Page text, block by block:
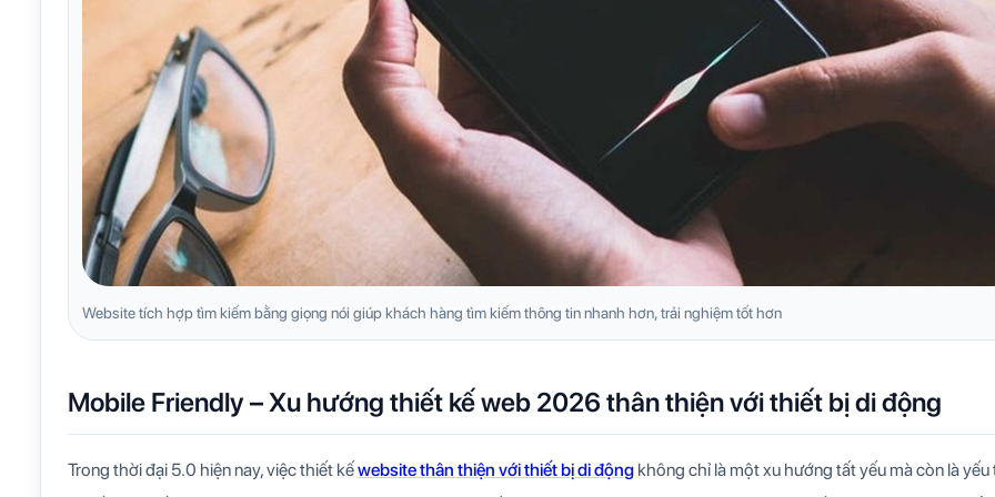
Website tích hợp tìm kiếm bằng giọng nói giúp khách hàng tìm kiếm thông tin nhanh hơn, trải nghiệm tốt hơn
Mobile Friendly – Xu hướng thiết kế web 2026 thân thiện với thiết bị di động
Trong thời đại 5.0 hiện nay, việc thiết kếwebsite thân thiện với thiết bị di động không chỉ là một xu hướng tất yếu mà còn là yếu